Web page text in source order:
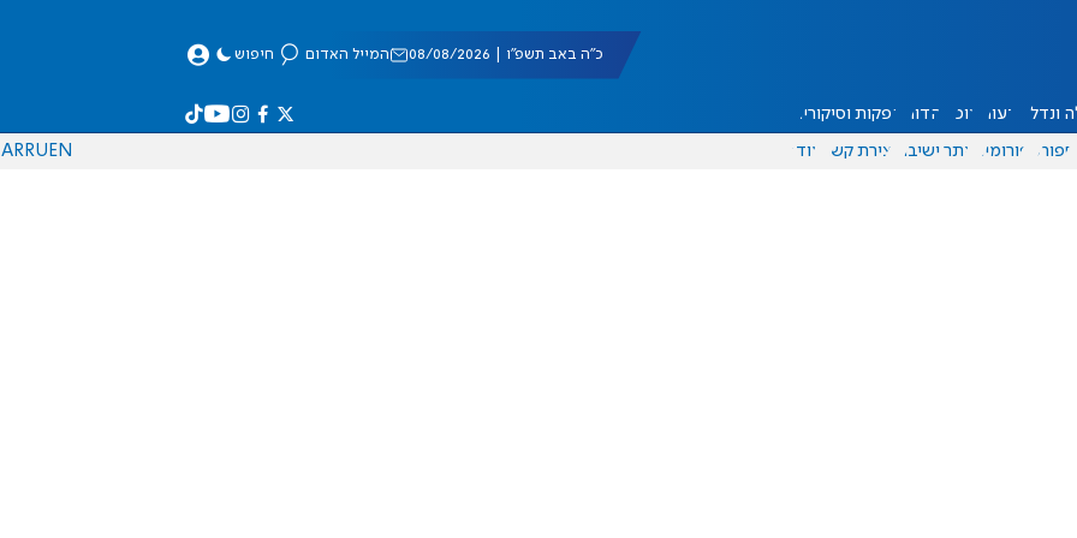
כ"ה באב תשפ"ו | 08/08/2026 המייל האדום חיפוש
ונדל"ן דעות אוכל יהדות הפקות וסיקורים
ספורט פורומים אתר ישיבה יצירת קשר עוד EN
RU
AR